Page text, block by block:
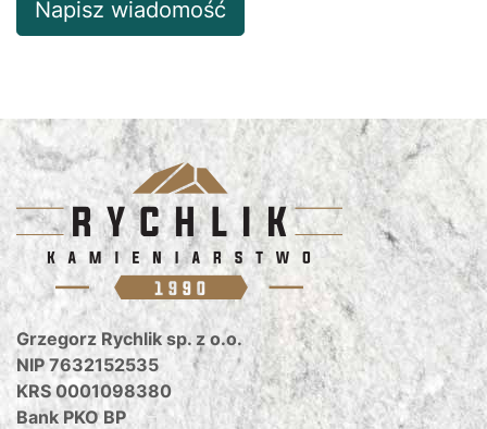
Napisz wiadomość
Grzegorz Rychlik sp. z o.o.
NIP 7632152535
KRS 0001098380
Bank PKO BP